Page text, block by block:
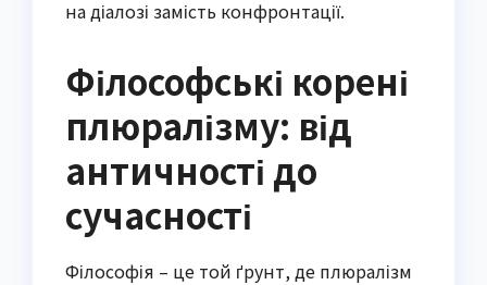
на діалозі замість конфронтації.
Філософські корені
плюралізму: від
античності до
сучасності
Філософія – це той ґрунт, де плюралізм